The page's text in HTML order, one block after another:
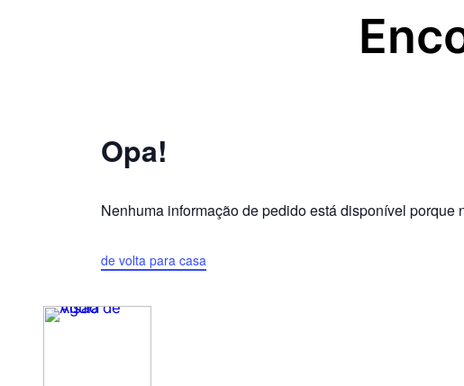
Opa!
Nenhuma informação de pedido está disponível porque
de volta para casa